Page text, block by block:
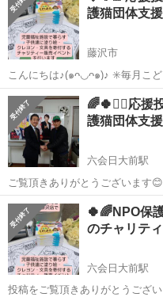
護猫団体支
藤沢市
こんにちは♪(๑ᴖ◡ᴖ๑)♪ ✳️毎月こども食堂・地域食堂を 9日間開催して
いる、 社会福祉法人 ラポール ｢
んの ★4月19日（日）藤沢市稲荷のイベント、 チャリティーメダカす
くい・...
神奈川 藤沢市 地域/お祭
🌈🍀💁‍♀️応援
護猫団体支
六会日大前駅
ご覧頂きありがとうございます😊 わいわい市のメダカ屋さん、 園芸サ
ンタさん達のチャリティー活動の 応援
食堂・地域食堂を9日間 開催し
域ささえあいセンタ...
神奈川 藤沢市 六会日大
🍀🌈NPO保
のチャリテ
六会日大前駅
投稿をご覧頂きありがとうございます😊 毎月こども食堂